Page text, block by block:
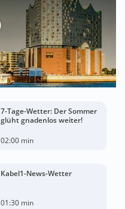
7-Tage-Wetter: Der Sommer
glüht gnadenlos weiter!
02:00 min
Kabel1-News-Wetter
01:30 min